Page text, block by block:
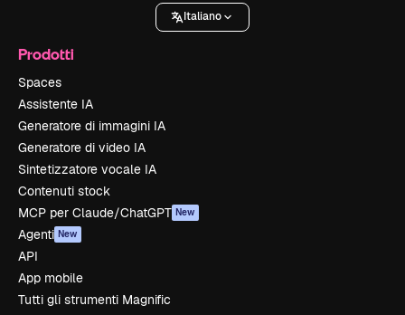
Italiano
Prodotti
Spaces
Assistente IA
Generatore di immagini IA
Generatore di video IA
Sintetizzatore vocale IA
Contenuti stock
MCP per Claude/ChatGPT New
Agenti New
API
App mobile
Tutti gli strumenti Magnific